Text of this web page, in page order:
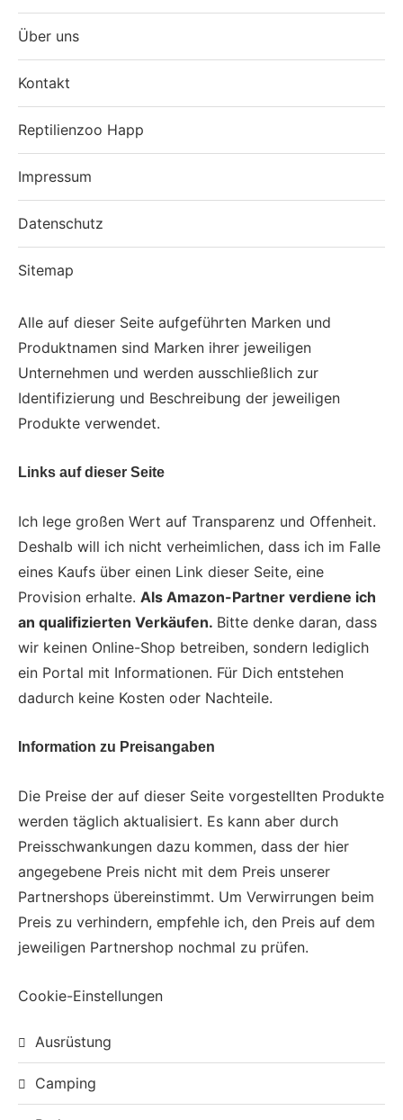
Über uns
Kontakt
Reptilienzoo Happ
Impressum
Datenschutz
Sitemap
Alle auf dieser Seite aufgeführten Marken und
Produktnamen sind Marken ihrer jeweiligen
Unternehmen und werden ausschließlich zur
Identifizierung und Beschreibung der jeweiligen
Produkte verwendet.
Links auf dieser Seite
Ich lege großen Wert auf Transparenz und Offenheit.
Deshalb will ich nicht verheimlichen, dass ich im Falle
eines Kaufs über einen Link dieser Seite, eine
Provision erhalte. Als Amazon-Partner verdiene ich
an qualifizierten Verkäufen. Bitte denke daran, dass
wir keinen Online-Shop betreiben, sondern lediglich
ein Portal mit Informationen. Für Dich entstehen
dadurch keine Kosten oder Nachteile.
Information zu Preisangaben
Die Preise der auf dieser Seite vorgestellten Produkte
werden täglich aktualisiert. Es kann aber durch
Preisschwankungen dazu kommen, dass der hier
angegebene Preis nicht mit dem Preis unserer
Partnershops übereinstimmt. Um Verwirrungen beim
Preis zu verhindern, empfehle ich, den Preis auf dem
jeweiligen Partnershop nochmal zu prüfen.
Cookie-Einstellungen
Ausrüstung
Camping